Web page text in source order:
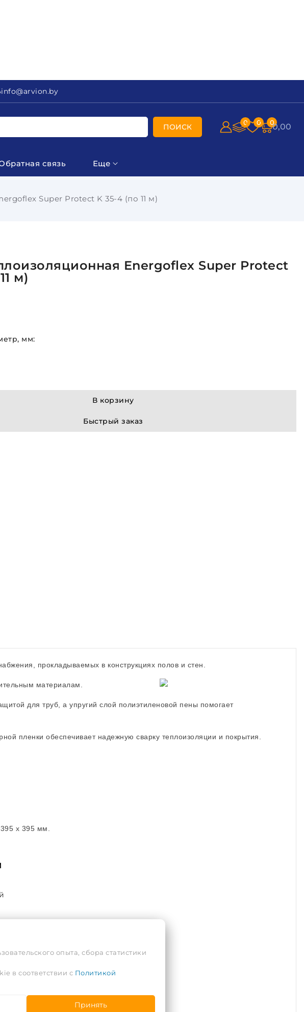
info@arvion.by
ПОИСК 0 0 00,00
связь Еще
Super Protect K 35-4 (по 11 м)
Energoflex Super Protect
м)
мм:
В корзину
Быстрый заказ
прокладываемых в конструкциях полов и стен.
материалам.
для труб, а упругий слой полиэтиленовой пены помогает
пленки обеспечивает надежную сварку теплоизоляции и покрытия.
395 х 395 мм.
опыта, сбора статистики
в соответствии с Политикой
Принять